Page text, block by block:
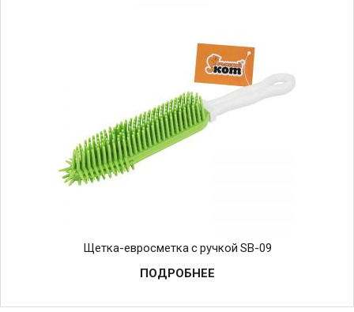
Щетка-евросметка с ручкой SB-09
ПОДРОБНЕЕ